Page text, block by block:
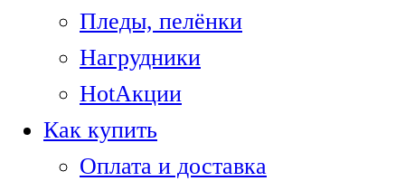
Пледы, пелёнки
Нагрудники
HotАкции
Как купить
Оплата и доставка